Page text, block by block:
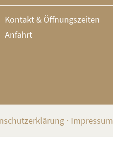
Kontakt & Öffnungszeiten
Anfahrt
Impressum